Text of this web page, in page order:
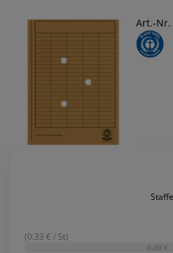
Art.-Nr.
(0.33 € / St)
-0,00 €